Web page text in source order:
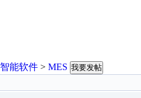
智能软件 > MES 我要发帖